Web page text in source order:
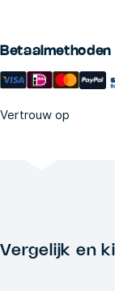
Betaalmethoden
Vertrouw op
Vergelijk en